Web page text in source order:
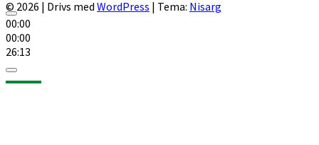
00:00
00:00
26:13
© 2026 | Drivs med WordPress | Tema: Nisarg